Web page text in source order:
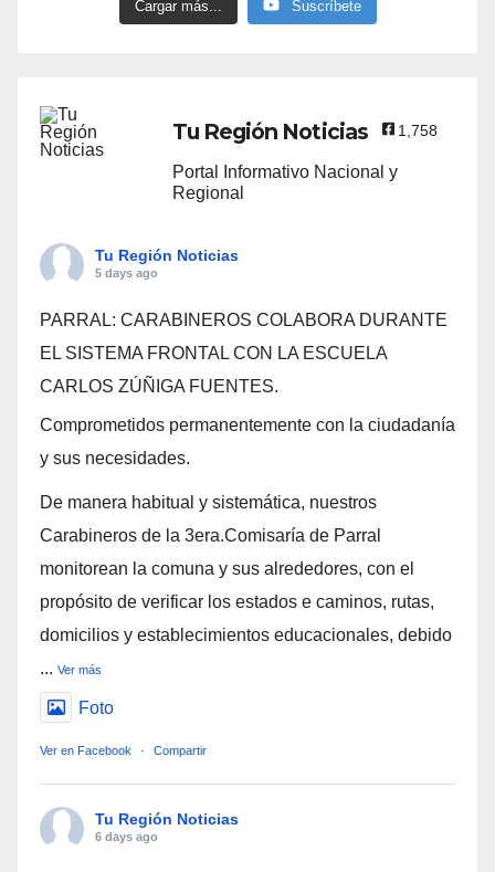
Cargar más... Suscríbete
Tu Región Noticias 1,758
Portal Informativo Nacional y
Regional
Tu Región Noticias
5 days ago
PARRAL: CARABINEROS COLABORA DURANTE
EL SISTEMA FRONTAL CON LA ESCUELA
CARLOS ZÚÑIGA FUENTES.
Comprometidos permanentemente con la ciudadanía
y sus necesidades.
De manera habitual y sistemática, nuestros
Carabineros de la 3era.Comisaría de Parral
monitorean la comuna y sus alrededores, con el
propósito de verificar los estados e caminos, rutas,
domicilios y establecimientos educacionales, debido
... Ver más
Foto
Ver en Facebook · Compartir
Tu Región Noticias
6 days ago